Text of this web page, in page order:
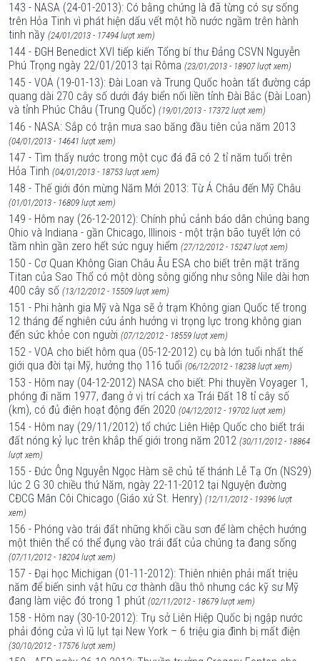
143 - NASA (24-01-2013): Có bằng chứng là đã từng có sự sống
trên Hỏa Tinh vì phát hiện dấu vết một hồ nước ngầm trên hành
tinh nầy (24/01/2013 - 17494 lượt xem)
144 - ĐGH Benedict XVI tiếp kiến Tổng bí thư Đảng CSVN Nguyễn
Phú Trọng ngày 22/01/2013 tại Rôma (23/01/2013 - 18907 lượt xem)
145 - VOA (19-01-13): Đài Loan và Trung Quốc hoàn tất đường cáp
quang dài 270 cây số dưới đáy biển nối liền tỉnh Đài Bắc (Đài Loan)
và tỉnh Phúc Châu (Trung Quốc) (19/01/2013 - 17372 lượt xem)
146 - NASA: Sắp có trận mưa sao băng đầu tiên của năm 2013
(04/01/2013 - 14641 lượt xem)
147 - Tìm thấy nước trong một cục đá đã có 2 tỉ năm tuổi trên
Hỏa Tinh (04/01/2013 - 18753 lượt xem)
148 - Thế giới đón mừng Năm Mới 2013: Từ Á Châu đến Mỹ Châu
(01/01/2013 - 16809 lượt xem)
149 - Hôm nay (26-12-2012): Chính phủ cảnh báo dân chúng bang
Ohio và Indiana - gần Chicago, Illinois - một trận bão tuyết lớn có
tầm nhìn gần zero hết sức nguy hiểm (27/12/2012 - 15247 lượt xem)
150 - Cơ Quan Không Gian Châu Âu ESA cho biết trên mặt trăng
Titan của Sao Thổ có một dòng sông giống như sông Nile dài hơn
400 cây số (13/12/2012 - 15509 lượt xem)
151 - Phi hành gia Mỹ và Nga sẽ ở trạm Không gian Quốc tế trong
12 tháng để nghiên cứu ảnh hưởng vi trọng lực trong không gian
đến sức khỏe con người (07/12/2012 - 18559 lượt xem)
152 - VOA cho biết hôm qua (05-12-2012) cụ bà lớn tuổi nhất thế
giới qua đời tại Mỹ, hưởng thọ 116 tuổi (06/12/2012 - 18238 lượt xem)
153 - Hôm nay (04-12-2012) NASA cho biết: Phi thuyền Voyager 1,
phóng đi năm 1977, đang ở vị trí cách xa Trái Đất 18 tỉ cây số
(km), có đủ điện hoạt động đến 2020 (04/12/2012 - 19702 lượt xem)
154 - Hôm nay (29/11/2012) tổ chức Liên Hiệp Quốc cho biết trái
đất nóng kỷ lục trên khắp thế giới trong năm 2012 (30/11/2012 - 18864
lượt xem)
155 - Đức Ông Nguyễn Ngọc Hàm sẽ chủ tế thánh Lễ Tạ Ơn (NS29)
lúc 2 G 30 chiều thứ Năm, ngày 22-11-2012 tại Nguyện đường
CĐCG Mân Côi Chicago (Giáo xứ St. Henry) (12/11/2012 - 19396 lượt
xem)
156 - Phóng vào trái đất những khối cầu sơn để làm chệch hướng
một thiên thể có thể đụng vào trái đất của chúng ta đang sống
(07/11/2012 - 18204 lượt xem)
157 - Đại học Michigan (01-11-2012): Thiên nhiên phải mất triệu
năm để biến sinh vật hữu cơ thành dầu thô nhưng các kỹ sư Mỹ
đang làm việc đó trong 1 phút (02/11/2012 - 18679 lượt xem)
158 - Hôm nay (30-10-2012): Trụ sở Liên Hiệp Quốc bị ngập nước
phải đóng cửa vì lũ lụt tại New York – 6 triệu gia đình bị mất điện
(30/10/2012 - 17576 lượt xem)